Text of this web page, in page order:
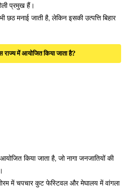
प्रमुख हैं।
छठ मनाई जाती है, लेकिन इसकी उत्पत्ति बिहार
राज्य में आयोजित किया जाता है?
किया जाता है, जो नागा जनजातियों की
में चपचार कुट फेस्टिवल और मेघालय में वांगला